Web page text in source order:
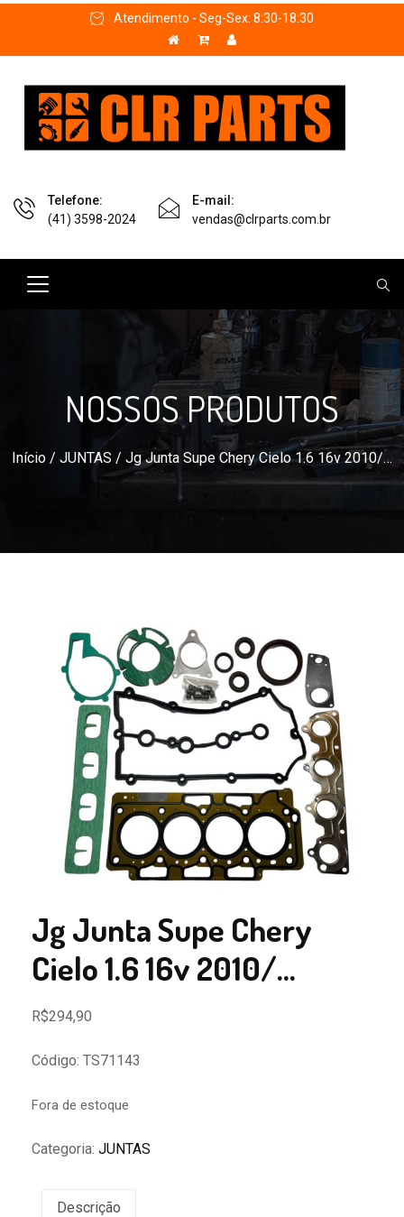
Atendimento - Seg-Sex: 8:30-18:30
Telefone:
(41) 3598-2024
E-mail:
vendas@clrparts.com.br
NOSSOS PRODUTOS
Início / JUNTAS / Jg Junta Supe Chery Cielo 1.6 16v 2010/…
Jg Junta Supe Chery
Cielo 1.6 16v 2010/…
R$294,90
Código: TS71143
Fora de estoque
Categoria: JUNTAS
Descrição